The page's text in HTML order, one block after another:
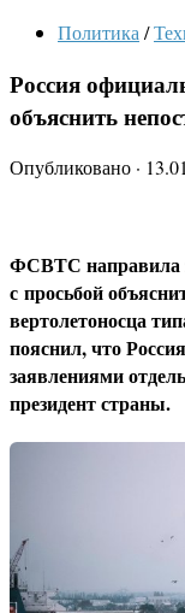
Политика /
Россия
объяснить
Опубликовано ·
ФСВТС направила
с просьбой
вертолетоносца
пояснил, что
заявлениями
президент страны.